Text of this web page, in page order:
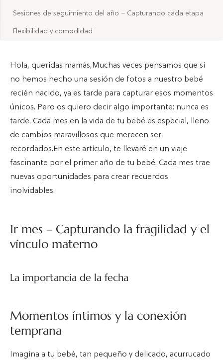
Sesiones de seguimiento del año – Capturando cada etapa
Flexibilidad y comodidad
Hola, queridas mamás,Muchas veces pensamos que si
no hemos hecho una sesión de fotos a nuestro bebé
recién nacido, ya es tarde para capturar esos momentos
únicos. Pero os quiero decir algo importante: nunca es
tarde. Cada mes en la vida de tu bebé es especial, lleno
de cambios maravillosos que merecen ser
recordados.En este artículo, te llevaré en un viaje
fascinante por el primer año de tu bebé. Cada mes trae
nuevas oportunidades para crear recuerdos
inolvidables.
1r mes – Capturando la fragilidad y el
vínculo materno
La importancia de la fecha
Momentos íntimos y la conexión
temprana
Imagina a tu bebé, tan pequeño y delicado, acurrucado